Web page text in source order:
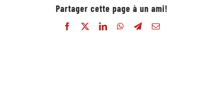
Partager cette page à un ami!
Facebook LinkedInWhatsApp
TelegramEmail